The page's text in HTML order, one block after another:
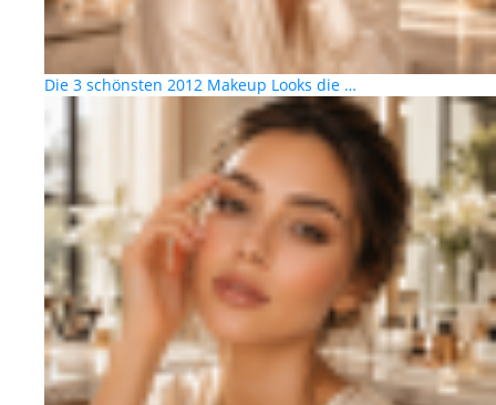
Die 3 schönsten 2012 Makeup Looks die …